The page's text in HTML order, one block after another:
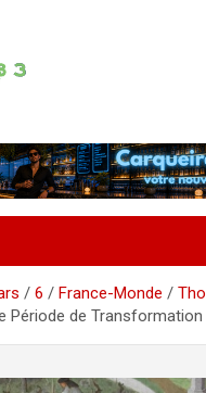
6 France-Monde
Période de Transformation